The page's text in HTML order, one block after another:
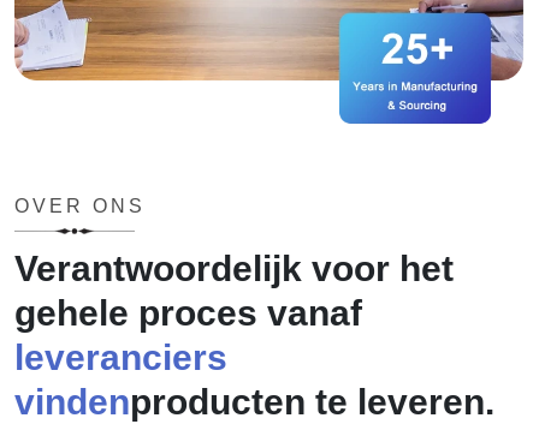
OVER ONS
Verantwoordelijk voor het
gehele proces vanaf
leveranciers
vindenproducten te leveren.